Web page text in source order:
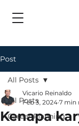
Post
All Posts
Career Planning
All Posts
Kenapa
Vicario Reinaldo
Feb 3, 2024 7 min